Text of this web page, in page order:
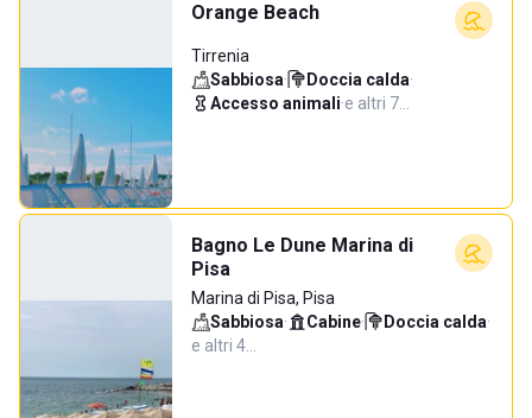
Orange Beach
Tirrenia
Sabbiosa· Doccia calda·
Accesso animali·e altri 7…
Bagno Le Dune Marina di
Pisa
Marina di Pisa, Pisa
Sabbiosa· Cabine· Doccia calda·
e altri 4…